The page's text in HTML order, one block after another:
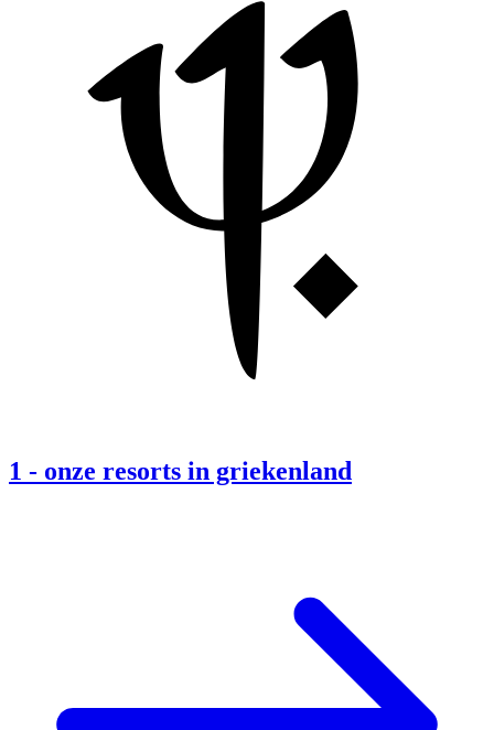
1 - onze resorts in griekenland